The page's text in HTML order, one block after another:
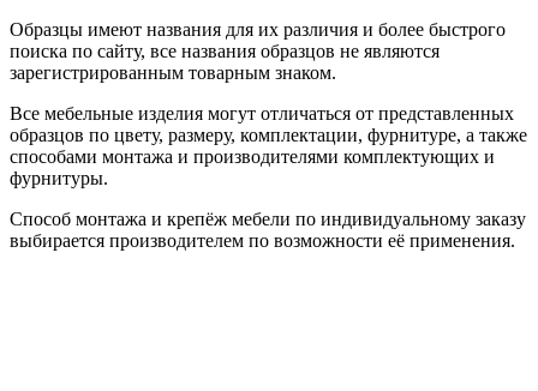
Образцы имеют названия для их различия и более быстрого
поиска по сайту, все названия образцов не являются
зарегистрированным товарным знаком.
Все мебельные изделия могут отличаться от представленных
образцов по цвету, размеру, комплектации, фурнитуре, а также
способами монтажа и производителями комплектующих и
фурнитуры.
Способ монтажа и крепёж мебели по индивидуальному заказу
выбирается производителем по возможности её применения.